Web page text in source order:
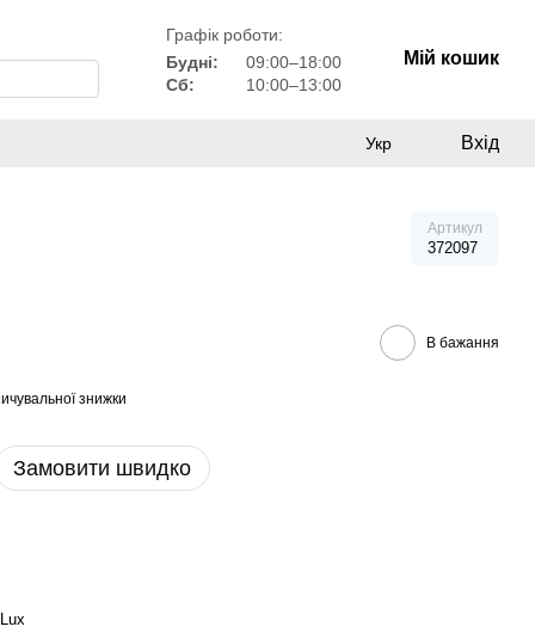
Графік роботи:
Будні:
09:00–18:00
Сб:
10:00–13:00
Мій кошик
Укр Вхід
Артикул
372097
В бажання
знижки
Замовити швидко